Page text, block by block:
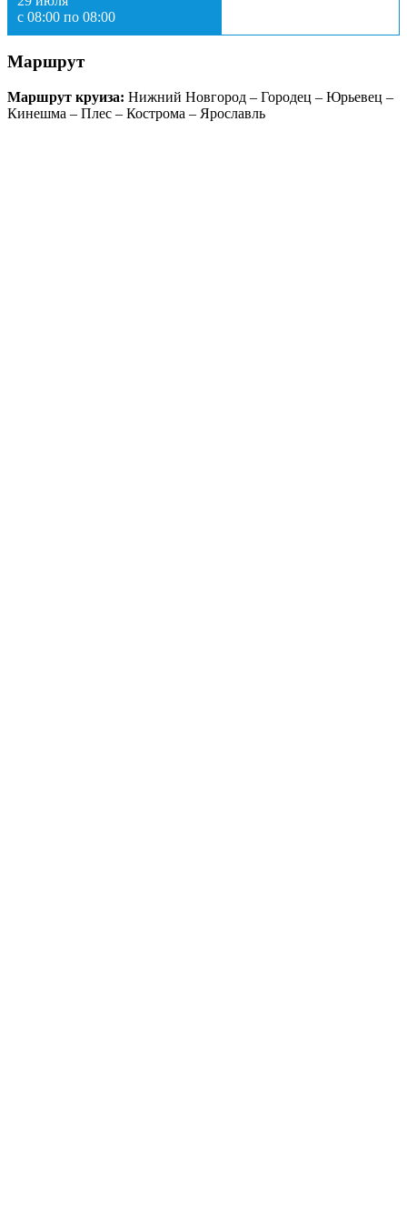
с 08:00 по 08:00
Маршрут
Маршрут круиза: Нижний Новгород – Городец – Юрьевец –
Кинешма – Плес – Кострома – Ярославль